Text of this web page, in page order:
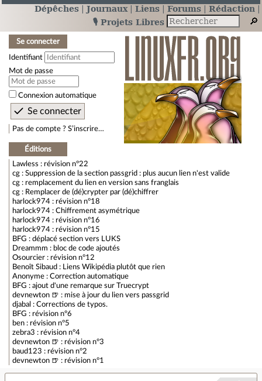
Dépêches Journaux Liens Forums
Rédaction
🎙️ Projets Libres
Se connecter
Identifiant
Mot de passe
Connexion automatique
Pas de compte ? S’inscrire…
Éditions
Lawless : révision n°22
cg : Suppression de la section passgrid : plus aucun lien n'est valide
cg : remplacement du lien en version sans franglais
cg : Remplacer de (dé)crypter par (dé)chiffrer
harlock974 : révision n°18
harlock974 : Chiffrement asymétrique
harlock974 : révision n°16
harlock974 : révision n°15
BFG : déplacé section vers LUKS
Dreammm : bloc de code ajoutés
Osourcier : révision n°12
Benoît Sibaud : Liens Wikipédia plutôt que rien
Anonyme : Correction automatique
BFG : ajout d'une remarque sur Truecrypt
devnewton 🍺 : mise à jour du lien vers passgrid
djabal : Corrections de typos.
BFG : révision n°6
ben : révision n°5
zebra3 : révision n°4
devnewton 🍺 : révision n°3
baud123 : révision n°2
devnewton 🍺 : révision n°1